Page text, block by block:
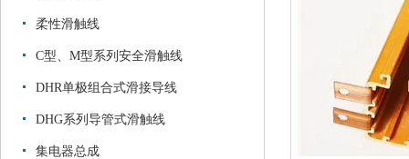
柔性滑触线
C型、M型系列安全滑触线
DHR单极组合式滑接导线
DHG系列导管式滑触线
集电器总成